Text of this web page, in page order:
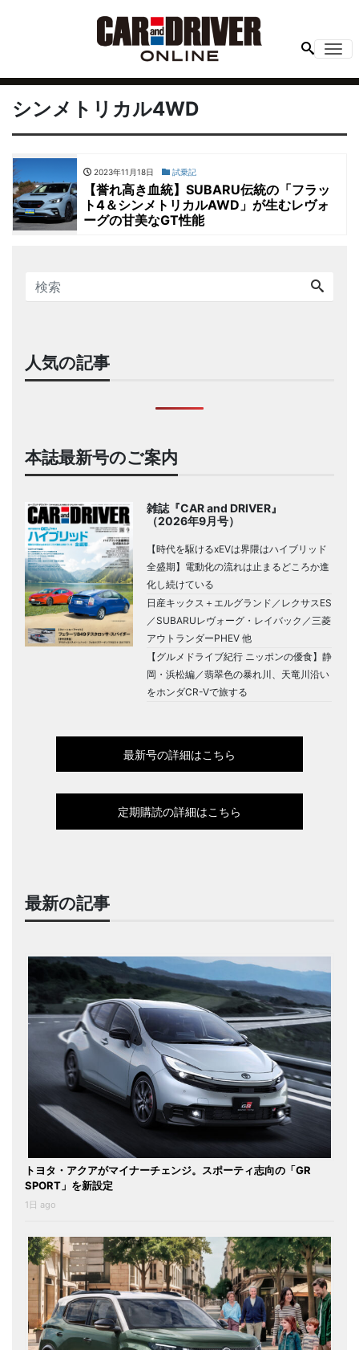
シンメトリカル4WD
2023年11月18日 試乗記
【誉れ高き血統】SUBARU伝統の「フラッ
ト4＆シンメトリカルAWD」が生むレヴォ
ーグの甘美なGT性能
人気の記事
本誌最新号のご案内
雑誌『CAR and DRIVER』
（2026年9月号）
【時代を駆けるxEVは界隈はハイブリッド
全盛期】電動化の流れは止まるどころか進
化し続けている
日産キックス＋エルグランド／レクサスES
／SUBARUレヴォーグ・レイバック／三菱
アウトランダーPHEV 他
【グルメドライブ紀行 ニッポンの優食】静
岡・浜松編／翡翠色の暴れ川、天竜川沿い
をホンダCR-Vで旅する
最新号の詳細はこちら
定期購読の詳細はこちら
最新の記事
トヨタ・アクアがマイナーチェンジ。スポーティ志向の「GR
SPORT」を新設定
1日 ago